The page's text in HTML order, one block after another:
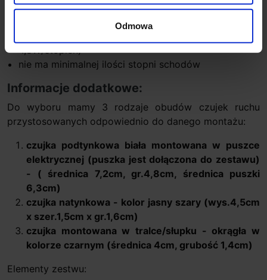
Odmowa
max. obciążenie 100W
4,8W/stopień)
nie ma minimalnej ilości stopni schodów
Informacje dodatkowe:
Do wyboru mamy 3 rodzaje obudów czujek ruchu
przystosowanych odpowiednio do danego montażu:
czujka podtynkowa biała montowana w puszce
elektrycznej (puszka jest dołączona do zestawu)
- ( średnica 7,2cm, gr.4,8cm, średnica puszki
6,3cm)
czujka natynkowa - kolor jasny szary (wys.4,5cm
x szer.1,5cm x gr.1,6cm)
czujka montowana w tralce/słupku - okrągła w
kolorze czarnym (średnica 4cm, grubość 1,4cm)
Elementy zestwu: